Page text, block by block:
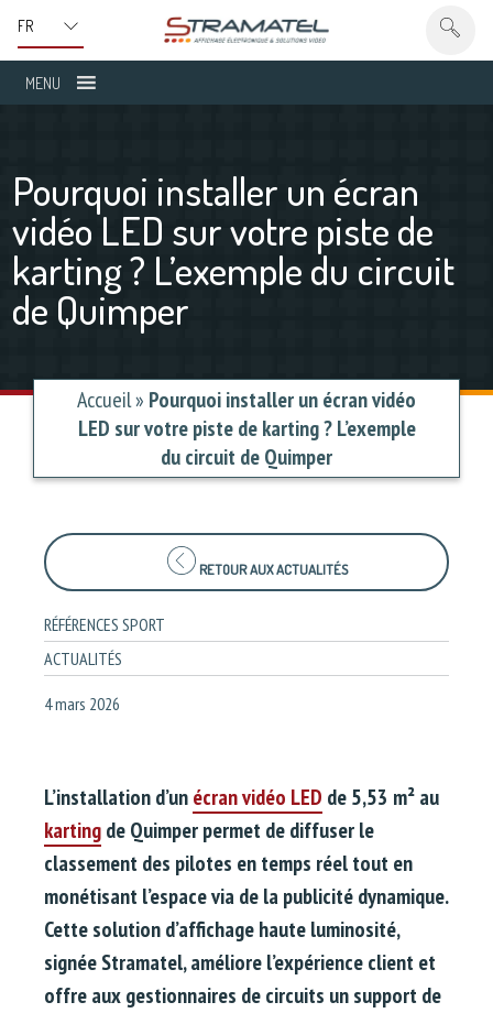
MENU
Pourquoi installer un écran
vidéo LED sur votre piste de
karting ? L’exemple du circuit
de Quimper
Accueil» Pourquoi installer un écran vidéo
LED sur votre piste de karting ? L’exemple
du circuit de Quimper
RETOUR AUX ACTUALITÉS
RÉFÉRENCES SPORT
ACTUALITÉS
4 mars 2026
L’installation d’unécran vidéo LED de 5,53 m² au
kartingde Quimper permet de diffuser le
classement des pilotes en temps réel tout en
monétisant l’espace via de la publicité dynamique.
Cette solution d’affichage haute luminosité,
signée Stramatel, améliore l’expérience client et
offre aux gestionnaires de circuits un support de